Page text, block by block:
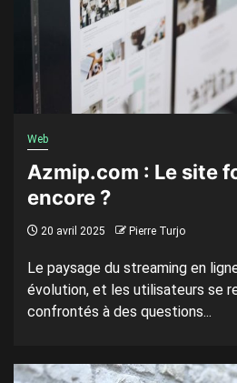
Web
Azmip.com : Le site
encore ?
20 avril 2025 Pierre Turjo
Le paysage du streaming en
évolution, et les utilisateurs se
confrontés à des questions...